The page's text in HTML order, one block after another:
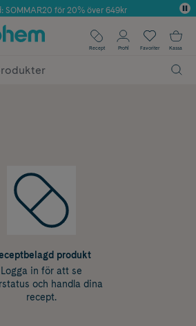
Butik 2025 inom Skönhet
SOMMAR20 för 20% över 649kr
✓ Fri frakt
✓ Poäng på alla köp*
Recept Profil Favoriter Kassa
produkt
Logga in för att se
och handla dina
recept.